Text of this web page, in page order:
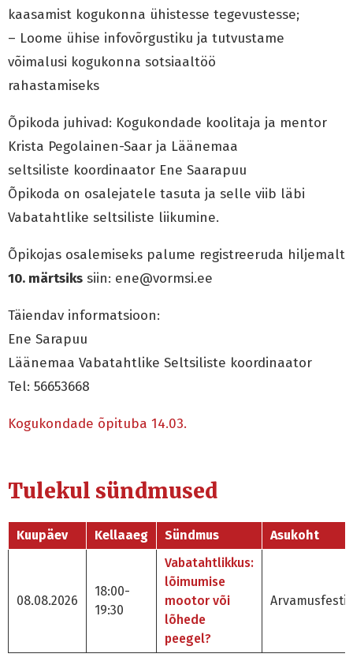
kaasamist kogukonna ühistesse tegevustesse;
– Loome ühise infovõrgustiku ja tutvustame
võimalusi kogukonna sotsiaaltöö
rahastamiseks
Õpikoda juhivad: Kogukondade koolitaja ja mentor
Krista Pegolainen-Saar ja Läänemaa
seltsiliste koordinaator Ene Saarapuu
Õpikoda on osalejatele tasuta ja selle viib läbi
Vabatahtlike seltsiliste liikumine.
Õpikojas osalemiseks palume registreeruda hiljemalt
10. märtsiks siin: ene@vormsi.ee
Täiendav informatsioon:
Ene Sarapuu
Läänemaa Vabatahtlike Seltsiliste koordinaator
Tel: 56653668
Kogukondade õpituba 14.03.
Tulekul sündmused
Kuupäev Kellaaeg Sündmus Asukoht
08.08.2026
18:00-
19:30
Vabatahtlikkus:
lõimumise
mootor või
lõhede
peegel?